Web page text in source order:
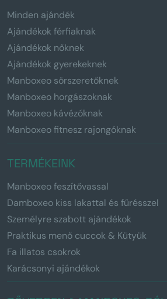
Minden ajándék
Ajándékok férfiaknak
Ajándékok nőknek
Ajándékok gyerekeknek
Manboxeo sörszeretőknek
Manboxeo horgászoknak
Manboxeo kávézóknak
Manboxeo fitnesz rajongóknak
TERMÉKEINK
Manboxeo feszítővassal
Damboxeo kiss lakattal és fűrésszel
Személyre szabott ajándékok
Praktikus menő cuccok & Kütyük
Fa illatos csokrok
Karácsonyi ajándékok